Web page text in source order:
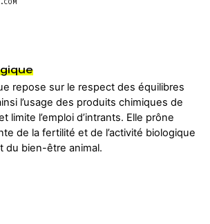
repose sur le respect des équilibres
l’usage des produits chimiques de
limite l’emploi d’intrants. Elle prône
de la fertilité et de l’activité biologique
du bien-être animal.